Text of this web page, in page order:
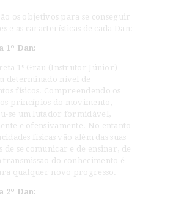
os objetivos para se conseguir
e as características de cada Dan:
1º Dan:
1º Grau (Instrutor Júnior)
determinado nível de
físicos. Compreendendo os
os princípios do movimento,
se um lutador formidável,
e ofensivamente. No entanto
físicas vão além das suas
de se comunicar e de ensinar, de
transmissão do conhecimento é
qualquer novo progresso.
2º Dan: